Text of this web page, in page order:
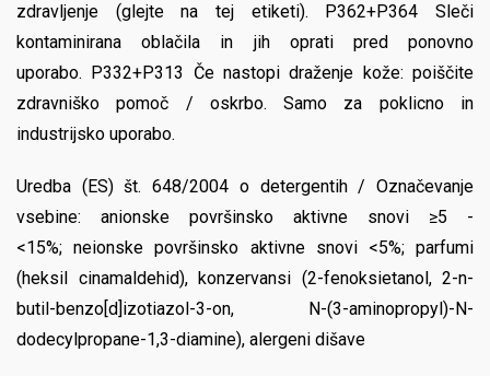
zdravljenje (glejte na tej etiketi). P362+P364 Sleči
kontaminirana oblačila in jih oprati pred ponovno
uporabo. P332+P313 Če nastopi draženje kože: poiščite
zdravniško pomoč / oskrbo. Samo za poklicno in
industrijsko uporabo.
Uredba (ES) št. 648/2004 o detergentih / Označevanje
vsebine: anionske površinsko aktivne snovi ≥5 -
<15%; neionske površinsko aktivne snovi <5%; parfumi
(heksil cinamaldehid), konzervansi (2-fenoksietanol, 2-n-
butil-benzo[d]izotiazol-3-on, N-(3-aminopropyl)-N-
dodecylpropane-1,3-diamine), alergeni dišave